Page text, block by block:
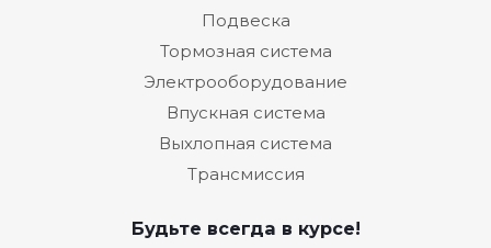
Подвеска
Тормозная система
Электрооборудование
Впускная система
Выхлопная система
Трансмиссия
Будьте всегда в курсе!